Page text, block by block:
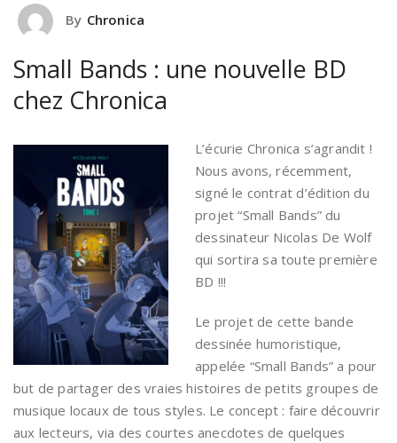
By Chronica
Small Bands : une nouvelle BD
chez Chronica
L’écurie Chronica s’agrandit !
Nous avons, récemment,
signé le contrat d’édition du
projet “Small Bands” du
dessinateur Nicolas De Wolf
qui sortira sa toute première
BD !!!
Le projet de cette bande
dessinée humoristique,
appelée “Small Bands” a pour
but de partager des vraies histoires de petits groupes de
musique locaux de tous styles. Le concept : faire découvrir
aux lecteurs, via des courtes anecdotes de quelques